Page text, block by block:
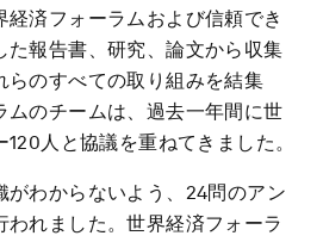
経済フォーラムおよび信頼でき
た報告書、研究、論文から収集
らのすべての取り組みを結集
ムのチームは、過去一年間に世
人と協議を重ねてきました。
がわからないよう、24問のアン
われました。世界経済フォーラ